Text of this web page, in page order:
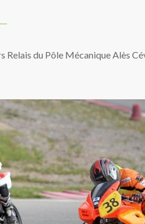
du Pôle Mécanique Alès